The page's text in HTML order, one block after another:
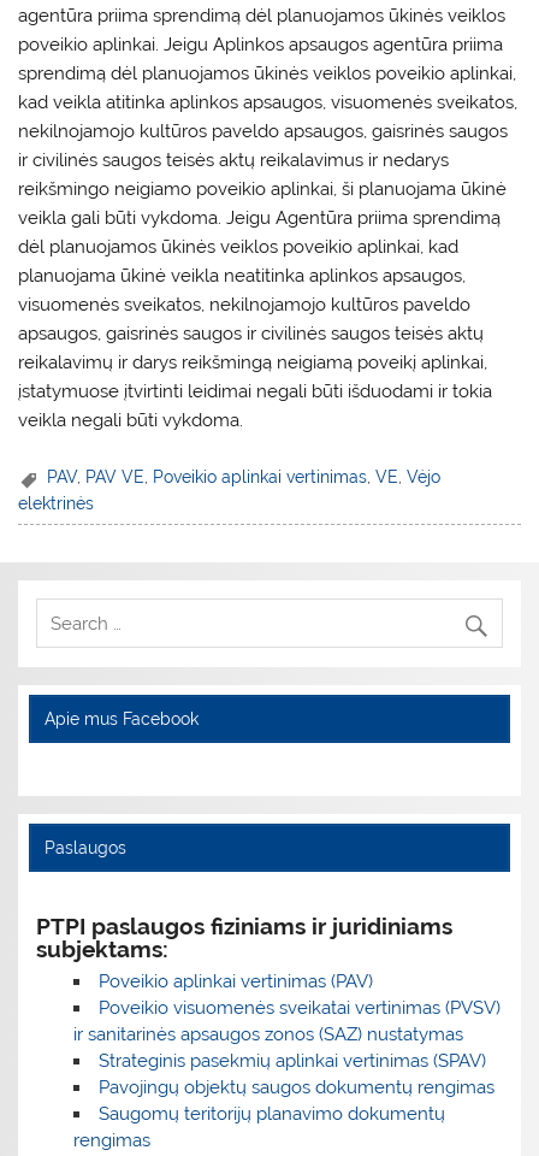
agentūra priima sprendimą dėl planuojamos ūkinės veiklos
poveikio aplinkai. Jeigu Aplinkos apsaugos agentūra priima
sprendimą dėl planuojamos ūkinės veiklos poveikio aplinkai,
kad veikla atitinka aplinkos apsaugos, visuomenės sveikatos,
nekilnojamojo kultūros paveldo apsaugos, gaisrinės saugos
ir civilinės saugos teisės aktų reikalavimus ir nedarys
reikšmingo neigiamo poveikio aplinkai, ši planuojama ūkinė
veikla gali būti vykdoma. Jeigu Agentūra priima sprendimą
dėl planuojamos ūkinės veiklos poveikio aplinkai, kad
planuojama ūkinė veikla neatitinka aplinkos apsaugos,
visuomenės sveikatos, nekilnojamojo kultūros paveldo
apsaugos, gaisrinės saugos ir civilinės saugos teisės aktų
reikalavimų ir darys reikšmingą neigiamą poveikį aplinkai,
įstatymuose įtvirtinti leidimai negali būti išduodami ir tokia
veikla negali būti vykdoma.
PAV, PAV VE, Poveikio aplinkai vertinimas,VE,Vėjo
elektrinės
Apie mus Facebook
Paslaugos
PTPI paslaugos fiziniams ir juridiniams
subjektams:
Poveikio aplinkai vertinimas (PAV)
Poveikio visuomenės sveikatai vertinimas (PVSV)
ir sanitarinės apsaugos zonos (SAZ) nustatymas
Strateginis pasekmių aplinkai vertinimas (SPAV)
Pavojingų objektų saugos dokumentų rengimas
Saugomų teritorijų planavimo dokumentų
rengimas